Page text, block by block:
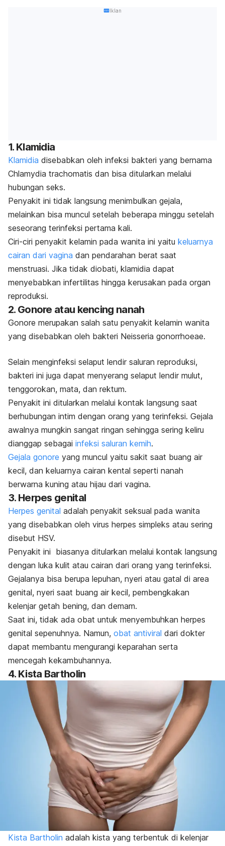
Iklan
1. Klamidia
Klamidia disebabkan oleh infeksi bakteri yang bernama
Chlamydia trachomatis dan bisa ditularkan melalui
hubungan seks.
Penyakit ini tidak langsung menimbulkan gejala,
melainkan bisa muncul setelah beberapa minggu setelah
seseorang terinfeksi pertama kali.
Ciri-ciri penyakit kelamin pada wanita ini yaitu keluarnya
cairan dari vagina dan pendarahan berat saat
menstruasi. Jika tidak diobati, klamidia dapat
menyebabkan infertilitas hingga kerusakan pada organ
reproduksi.
2. Gonore atau kencing nanah
Gonore merupakan salah satu penyakit kelamin wanita
yang disebabkan oleh bakteri Neisseria gonorrhoeae.
Selain menginfeksi selaput lendir saluran reproduksi,
bakteri ini juga dapat menyerang selaput lendir mulut,
tenggorokan, mata, dan rektum.
Penyakit ini ditularkan melalui kontak langsung saat
berhubungan intim dengan orang yang terinfeksi. Gejala
awalnya mungkin sangat ringan sehingga sering keliru
dianggap sebagai infeksi saluran kemih.
Gejala gonore yang muncul yaitu sakit saat buang air
kecil, dan keluarnya cairan kental seperti nanah
berwarna kuning atau hijau dari vagina.
3. Herpes genital
Herpes genital adalah penyakit seksual pada wanita
yang disebabkan oleh virus herpes simpleks atau sering
disebut HSV.
Penyakit ini biasanya ditularkan melalui kontak langsung
dengan luka kulit atau cairan dari orang yang terinfeksi.
Gejalanya bisa berupa lepuhan, nyeri atau gatal di area
genital, nyeri saat buang air kecil, pembengkakan
kelenjar getah bening, dan demam.
Saat ini, tidak ada obat untuk menyembuhkan herpes
genital sepenuhnya. Namun, obat antiviral dari dokter
dapat membantu mengurangi keparahan serta
mencegah kekambuhannya.
4. Kista Bartholin
Kista Bartholin adalah kista yang terbentuk di kelenjar